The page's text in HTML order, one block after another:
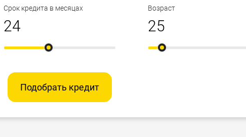
Срок кредита в месяцах Возраст
Подобрать кредит